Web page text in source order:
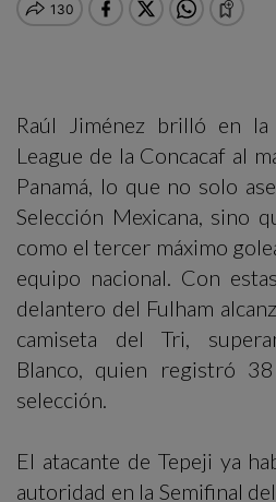
Raúl Jiménez brilló en
League de la Concacaf al
Panamá, lo que no solo
Selección Mexicana, sino
como el tercer máximo
equipo nacional. Con
delantero del Fulham
camiseta del Tri,
Blanco, quien registró
selección.
El atacante de Tepeji ya
autoridad en la Semifinal